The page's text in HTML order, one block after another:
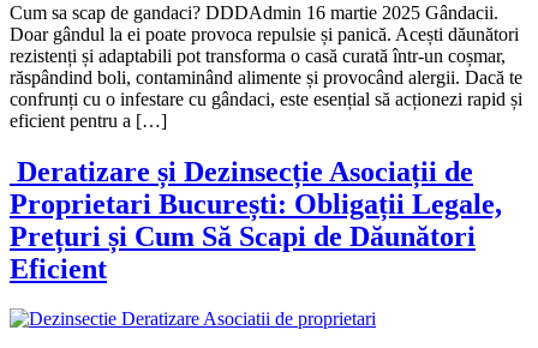
Cum sa scap de gandaci? DDDAdmin 16 martie 2025 Gândacii.
Doar gândul la ei poate provoca repulsie și panică. Acești dăunători
rezistenți și adaptabili pot transforma o casă curată într-un coșmar,
răspândind boli, contaminând alimente și provocând alergii. Dacă te
confrunți cu o infestare cu gândaci, este esențial să acționezi rapid și
eficient pentru a […]
Deratizare și Dezinsecție Asociații de
Proprietari București: Obligații Legale,
Prețuri și Cum Să Scapi de Dăunători
Eficient